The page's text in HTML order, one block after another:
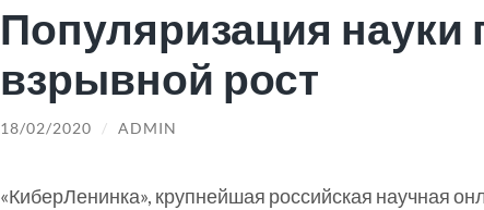
Популяризация науки
взрывной рост
18/02/2020 / ADMIN
«КиберЛенинка», крупнейшая российская научная